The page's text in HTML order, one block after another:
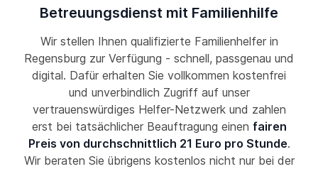
Betreuungsdienst mit Familienhilfe
Wir stellen Ihnen qualifizierte Familienhelfer in
Regensburg zur Verfügung - schnell, passgenau und
digital. Dafür erhalten Sie vollkommen kostenfrei
und unverbindlich Zugriff auf unser
vertrauenswürdiges Helfer-Netzwerk und zahlen
erst bei tatsächlicher Beauftragung einen fairen
Preis von durchschnittlich 21 Euro pro Stunde.
Wir beraten Sie übrigens kostenlos nicht nur bei der